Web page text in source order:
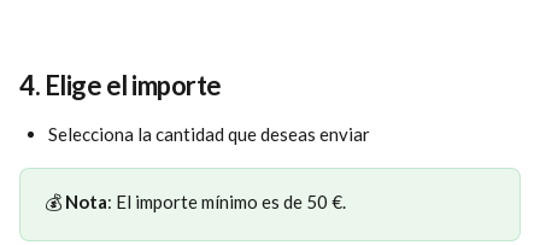
4. Elige el importe
Selecciona la cantidad que deseas enviar
💰 Nota: El importe mínimo es de 50 €.